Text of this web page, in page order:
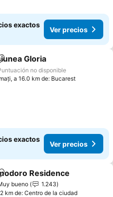
exactos
Ver precios
a favoritos
Gloria
no disponible
a 16.0 km de: Bucarest
exactos
Ver precios
a favoritos
Residence
bueno
1.243
km de: Centro de la ciudad